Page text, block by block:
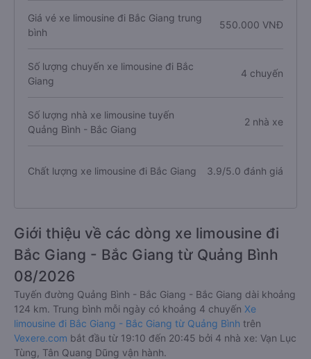
Giá vé xe limousine đi Bắc Giang trung
bình
550.000 VNĐ
Số lượng chuyến xe limousine đi Bắc
Giang
4 chuyến
Số lượng nhà xe limousine tuyến
Quảng Bình - Bắc Giang
2 nhà xe
Chất lượng xe limousine đi Bắc Giang 3.9/5.0 đánh giá
Giới thiệu về các dòng xe limousine đi
Bắc Giang - Bắc Giang từ Quảng Bình
08/2026
Tuyến đường Quảng Bình - Bắc Giang - Bắc Giang dài khoảng
124 km. Trung bình mỗi ngày có khoảng 4 chuyến Xe
limousine đi Bắc Giang - Bắc Giang từ Quảng Bình trên
Vexere.com bắt đầu từ 19:10 đến 20:45 bởi 4 nhà xe: Vạn Lục
Tùng, Tân Quang Dũng vận hành.